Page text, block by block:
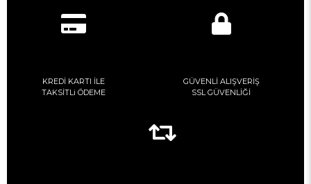
KREDİ KARTI İLE
TAKSİTLi ÖDEME
GÜVENLİ ALIŞVERİŞ
SSL GÜVENLİĞİ